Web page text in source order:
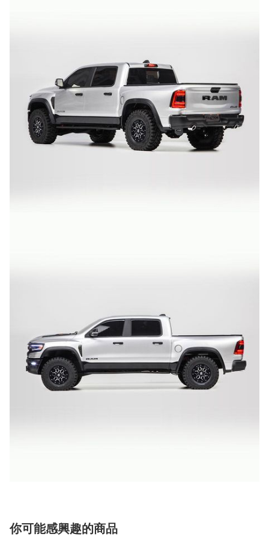
你可能感興趣的商品